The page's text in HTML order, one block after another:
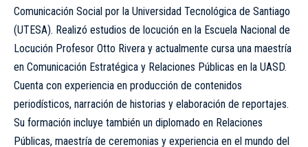
Comunicación Social por la Universidad Tecnológica de Santiago
(UTESA). Realizó estudios de locución en la Escuela Nacional de
Locución Profesor Otto Rivera y actualmente cursa una maestría
en Comunicación Estratégica y Relaciones Públicas en la UASD.
Cuenta con experiencia en producción de contenidos
periodísticos, narración de historias y elaboración de reportajes.
Su formación incluye también un diplomado en Relaciones
Públicas, maestría de ceremonias y experiencia en el mundo del